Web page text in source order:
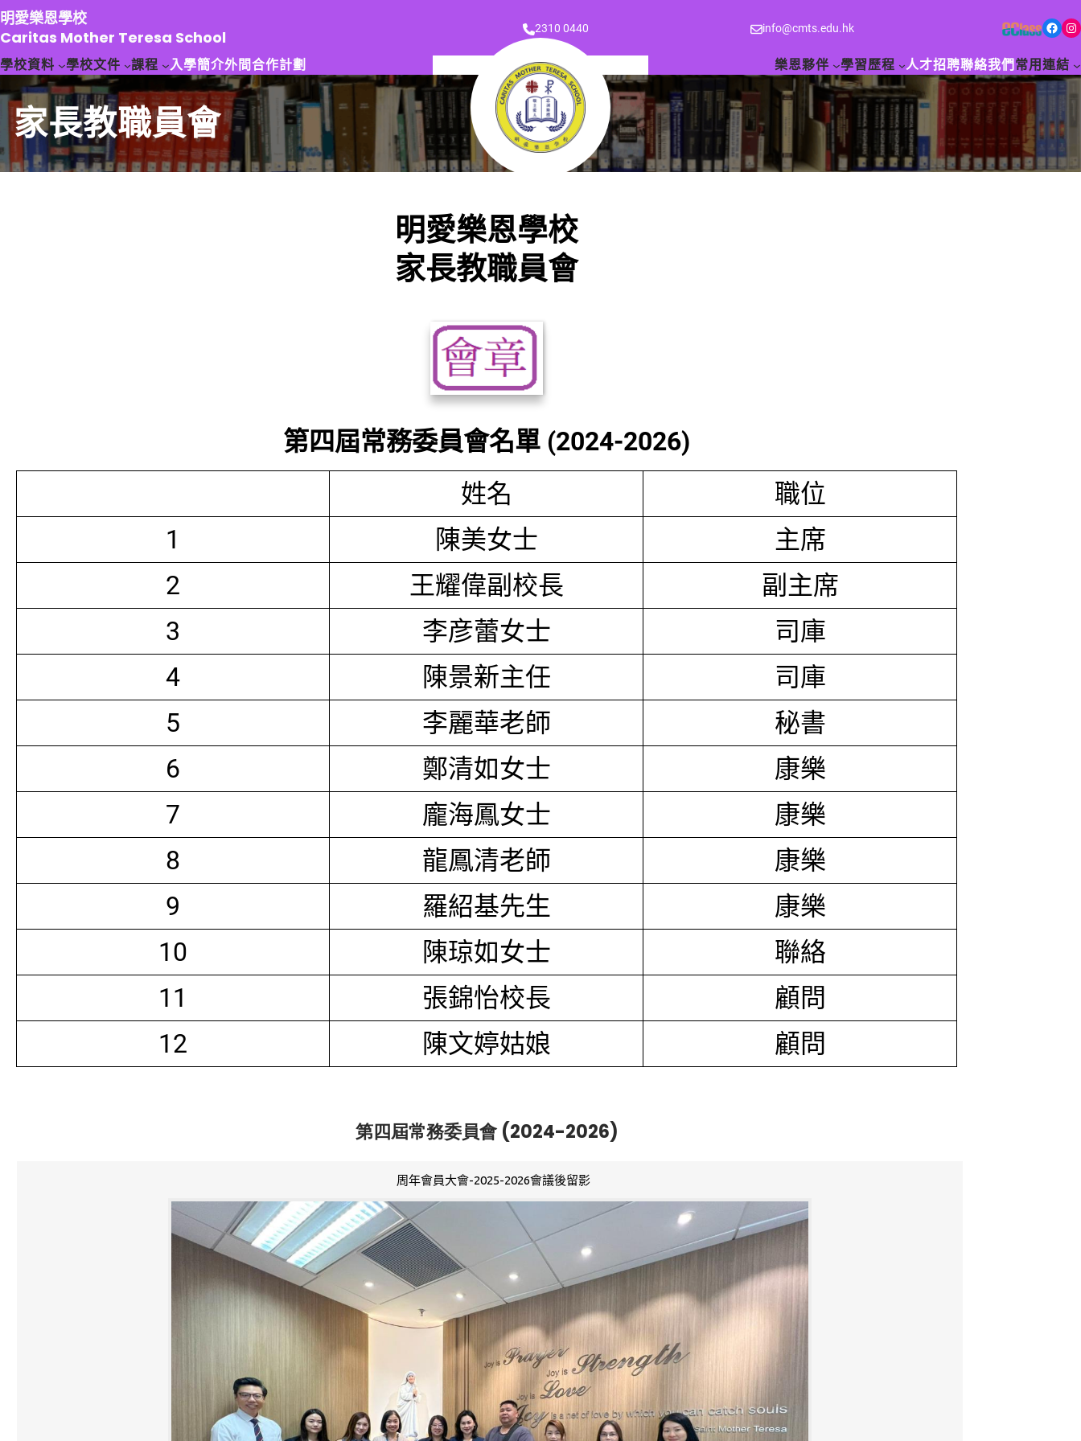
跳
至
主
要
容
明愛樂恩學校
Caritas Mother Teresa School
2310 0440 info@cmts.edu.hk Facebook Instagram
學校資料 學校文件 課程 入學簡介外間合作計劃 樂恩夥伴 學習歷程 人才招聘聯絡我們 常用連結
家長教職員會
明愛樂恩學校
家長教職員會
第四屆常務委員會名單 (2024-2026)
姓名
職位
1
陳美女士
主席
2
王耀偉副校長
副主席
3
李彦蕾女士
司庫
4
陳景新主任
司庫
5
李麗華老師
秘書
6
鄭清如女士
康樂
7
龐海鳳女士
康樂
8
龍鳳清老師
康樂
9
羅紹基先生
康樂
10
陳琼如女士
聯絡
11
張錦怡校長
顧問
12
陳文婷姑娘 顧問
第四屆常務委員會 (2024-2026)
周年會員大會-2025-2026會議後留影